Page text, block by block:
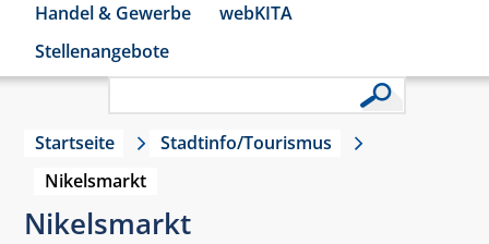
Handel & Gewerbe
webKITA
Stellenangebote
Startseite
Stadtinfo/Tourismus
Nikelsmarkt
Nikelsmarkt